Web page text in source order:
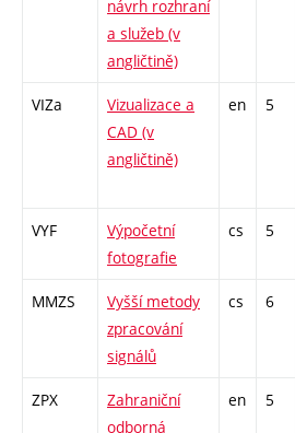
návrh rozhraní
a služeb (v
angličtině)
VIZa
Vizualizace a
CAD (v
angličtině)
en 5
VYF
Výpočetní
fotografie
cs 5
MMZS
Vyšší metody
zpracování
signálů
cs 6
ZPX
Zahraniční
odborná
en 5